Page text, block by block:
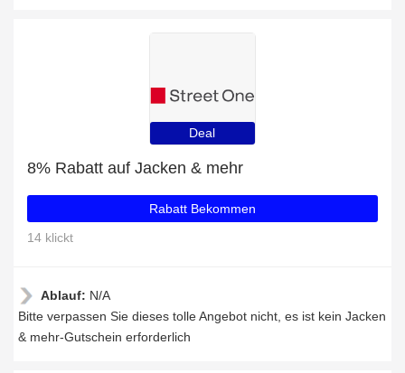
Deal
8% Rabatt auf Jacken & mehr
Rabatt Bekommen
14 klickt
Ablauf: N/A
Bitte verpassen Sie dieses tolle Angebot nicht, es ist kein Jacken
& mehr-Gutschein erforderlich